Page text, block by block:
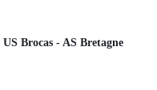
US Brocas - AS Bretagne